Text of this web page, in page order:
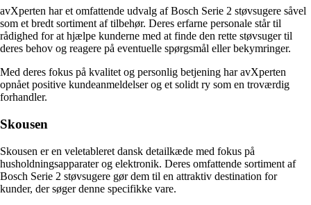
avXperten har et omfattende udvalg af Bosch Serie 2 støvsugere såvel
som et bredt sortiment af tilbehør. Deres erfarne personale står til
rådighed for at hjælpe kunderne med at finde den rette støvsuger til
deres behov og reagere på eventuelle spørgsmål eller bekymringer.
Med deres fokus på kvalitet og personlig betjening har avXperten
opnået positive kundeanmeldelser og et solidt ry som en troværdig
forhandler.
Skousen
Skousen er en veletableret dansk detailkæde med fokus på
husholdningsapparater og elektronik. Deres omfattende sortiment af
Bosch Serie 2 støvsugere gør dem til en attraktiv destination for
kunder, der søger denne specifikke vare.